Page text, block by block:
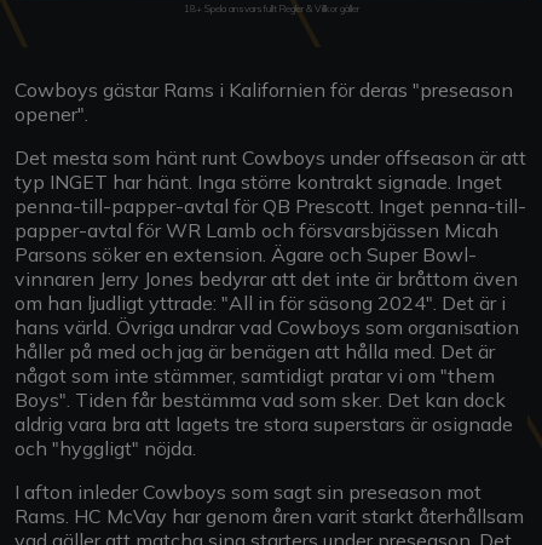
18+ Spela ansvarsfullt Regler & Villkor gäller
Cowboys gästar Rams i Kalifornien för deras "preseason
opener".
Det mesta som hänt runt Cowboys under offseason är att
typ INGET har hänt. Inga större kontrakt signade. Inget
penna-till-papper-avtal för QB Prescott. Inget penna-till-
papper-avtal för WR Lamb och försvarsbjässen Micah
Parsons söker en extension. Ägare och Super Bowl-
vinnaren Jerry Jones bedyrar att det inte är bråttom även
om han ljudligt yttrade: "All in för säsong 2024". Det är i
hans värld. Övriga undrar vad Cowboys som organisation
håller på med och jag är benägen att hålla med. Det är
något som inte stämmer, samtidigt pratar vi om "them
Boys". Tiden får bestämma vad som sker. Det kan dock
aldrig vara bra att lagets tre stora superstars är osignade
och "hyggligt" nöjda.
I afton inleder Cowboys som sagt sin preseason mot
Rams. HC McVay har genom åren varit starkt återhållsam
vad gäller att matcha sina starters under preseason. Det